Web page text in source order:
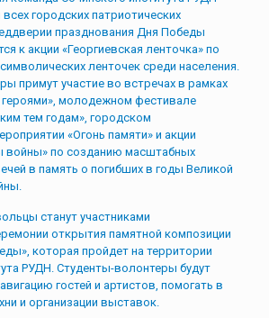
городских патриотических
празднования Дня Победы
к акции «Георгиевская ленточка» по
ленточек среди населения.
примут участие во встречах в рамках
героями», молодежном фестивале
тем годам», городском
«Огонь памяти» и акции
войны» по созданию масштабных
в память о погибших в годы Великой
станут участниками
открытия памятной композиции
которая пройдет на территории
РУДН. Студенты-волонтеры будут
гостей и артистов, помогать в
и организации выставок.